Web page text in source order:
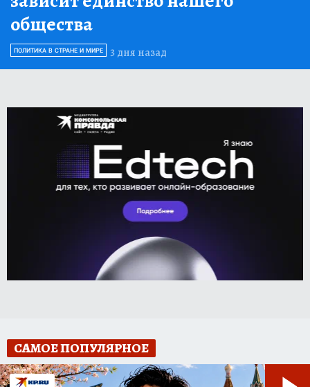
общества
3 дня назад
ПОЛИТИКА В СТРАНЕ И МИРЕ
САМОЕ ПОПУЛЯРНОЕ